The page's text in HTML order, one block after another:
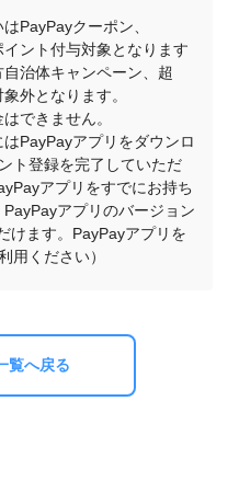
PayPayクーポン、
ント付与対象となります
治体キャンペーン、超
外となります。
できません。
PayPayアプリをダウンロ
ト登録を完了していただ
アプリをすでにお持ち
アプリのバージョン
けます。PayPayアプリを
用ください）
覧へ戻る